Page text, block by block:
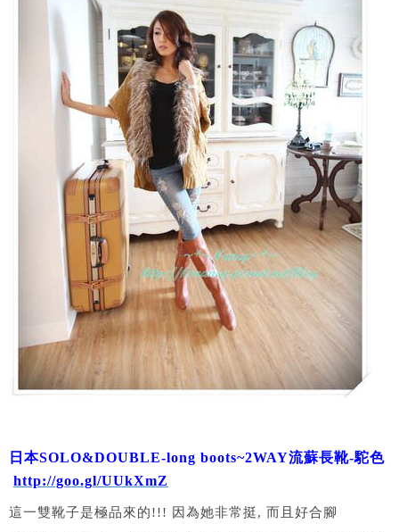
日本SOLO&DOUBLE-long boots~2WAY流蘇長靴-駝色
http://goo.gl/UUkXmZ
這一雙靴子是極品來的!!! 因為她非常挺, 而且好合腳